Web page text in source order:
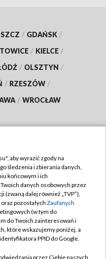
/ GDAŃSK /
/ KIELCE /
/ OLSZTYN /
/ RZESZÓW /
/ WROCŁAW
TVP
aby wyrazić zgody na
śledzenia i zbierania danych,
końcowym i ich
danych osobowych przez
(zwaną dalej również „TVP”),
oraz pozostałych Zaufanych
(w tym do
do Twoich zainteresowań i
które wskazujemy poniżej, a
PPID do Google.
przez Ciebie naszych